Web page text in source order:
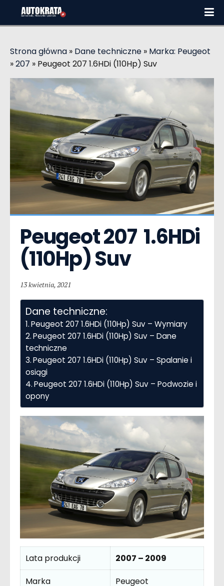
Strona główna » Dane techniczne » Marka: Peugeot
»207 » Peugeot 207 1.6HDi (110Hp) Suv
Peugeot 207  1.6HDi
(110Hp) Suv
13 kwietnia, 2021
Dane techniczne:
Peugeot 207 1.6HDi (110Hp) Suv – Wymiary
Peugeot 207 1.6HDi (110Hp) Suv – Dane
techniczne
Peugeot 207 1.6HDi (110Hp) Suv – Spalanie i
osiągi
Peugeot 207 1.6HDi (110Hp) Suv – Podwozie i
opony
Lata produkcji
2007 – 2009
Marka
Peugeot